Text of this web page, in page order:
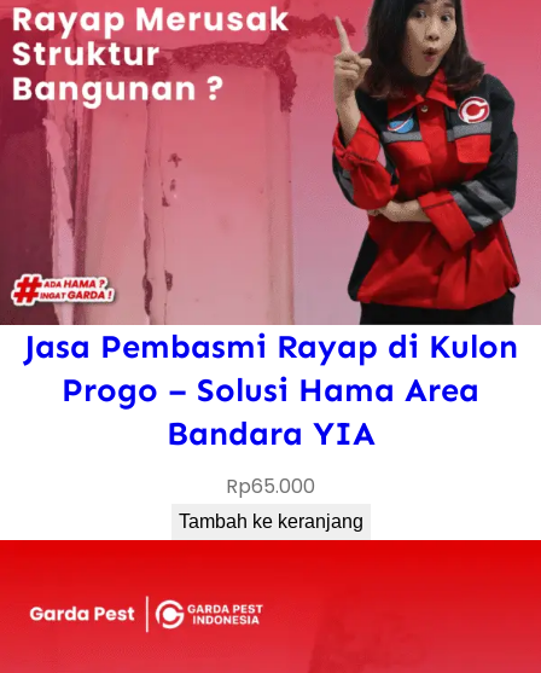
Jasa Pembasmi Rayap di Kulon
Progo – Solusi Hama Area
Bandara YIA
Rp65.000
Tambah ke keranjang